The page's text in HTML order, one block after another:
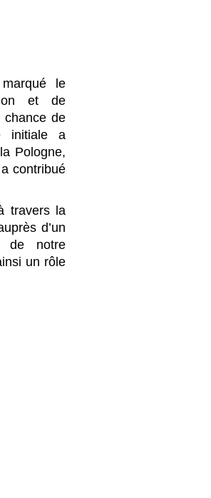
le
et de
chance de
initiale a
Pologne,
contribué
travers la
d’un
de notre
un rôle